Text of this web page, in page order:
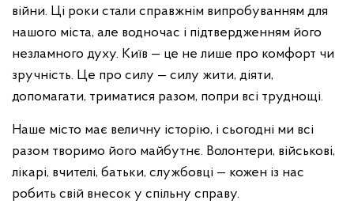
війни. Ці роки стали справжнім випробуванням для
нашого міста, але водночас і підтвердженням його
незламного духу. Київ — це не лише про комфорт чи
зручність. Це про силу — силу жити, діяти,
допомагати, триматися разом, попри всі труднощі.
Наше місто має величну історію, і сьогодні ми всі
разом творимо його майбутнє. Волонтери, військові,
лікарі, вчителі, батьки, службовці — кожен із нас
робить свій внесок у спільну справу.